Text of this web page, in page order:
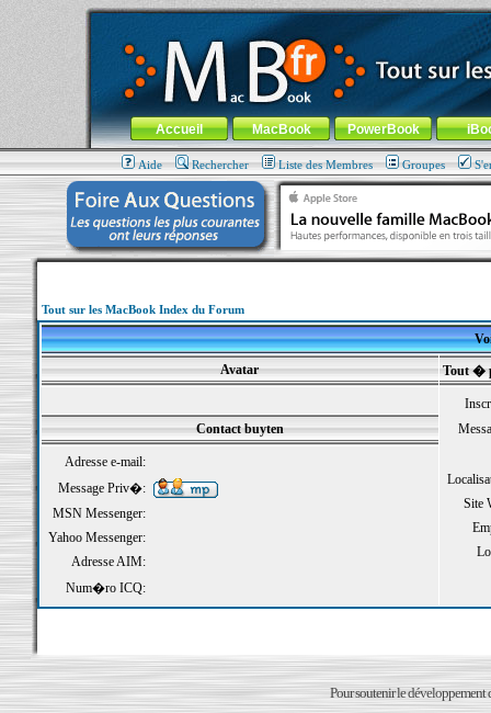
MacBook-fr.com : 100% Apple... 100% nomade !
Aller au contenu-Aller au menu général-Aller au menu de
Menu général
Accueil MacBook PowerBook
Aide Rechercher Liste des Membres Groupes
Tout sur les MacBook Index du Forum
Avatar
Tout �
Site
Contact buyten
Adresse e-mail:
Message Priv�:
MSN Messenger:
Yahoo Messenger:
Adresse AIM:
Num�ro ICQ:
Pour soutenir le développement